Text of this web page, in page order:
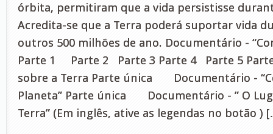
órbita, permitiram que a vida persistisse
Acredita-se que a Terra poderá suportar vida
outros 500 milhões de ano. Documentário -
Parte 1 Parte 2 Parte 3 Parte 4 Parte 5
sobre a Terra Parte única Documentário -
Planeta” Parte única Documentário - ” O
Terra” (Em inglês, ative as legendas no botão )